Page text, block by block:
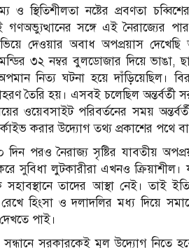
ও স্থিতিশীলতা নষ্টের প্রবণতা
সঙ্গে এই নৈরাজ্যের
দেওয়ার অবাধ অপপ্রয়াস দেখেছি
৩২ নম্বর বুলডোজার দিয়ে ভাঙা,
নিত্য ঘটনা হয়ে দাঁড়িয়েছিল।
তৈরি হয়। এসবই চলেছিল অন্তর্বর্তী
ওয়েবসাইট পরিবর্তনের সময়
করার উদ্যোগ তথ্য প্রকাশের পথে
দিন পরও নৈরাজ্য সৃষ্টির যাবতীয়
সুবিধা লুটকারীরা এখনও ক্রিয়াশীল।
তাদের আস্থা নেই। তাই
হিংসা ও দলাদলির মধ্য দিয়ে
পাই।
সন্ধানে সরকারকেই মূল উদ্যোগ নিতে